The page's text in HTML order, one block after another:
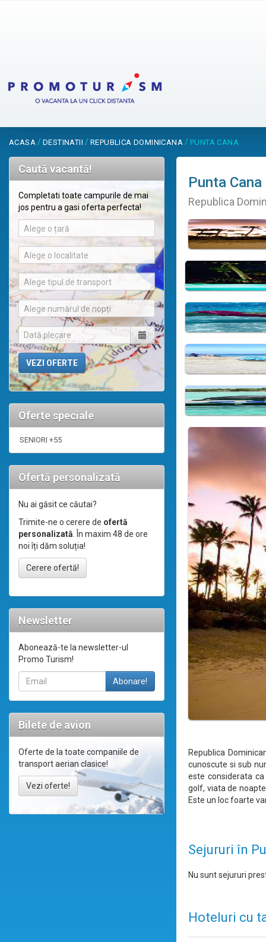
ACASA / DESTINATII / REPUBLICA DOMINICANA / PUNTA CANA
Caută vacantă!
Completati toate campurile de mai
jos pentru a gasi oferta perfecta!
Alege o țară
Alege o localitate
Alege tipul de transport
Alege numărul de nopți
Oferte speciale
SENIORI +55
Ofertă personalizată
Nu ai găsit ce căutai?
Trimite-ne o cerere de ofertă
personalizată. În maxim 48 de ore
noi îți dăm soluția!
Cerere ofertă!
Newsletter
Abonează-te la newsletter-ul
Promo Turism!
Bilete de avion
Oferte de la toate companiile de
transport aerian clasice!
Vezi oferte!
Punta Cana
Republica
Republica
cunoscute si sub
este considerata
golf, viata de
Este un loc foarte
Sejururi în
Nu sunt sejururi
Hoteluri cu